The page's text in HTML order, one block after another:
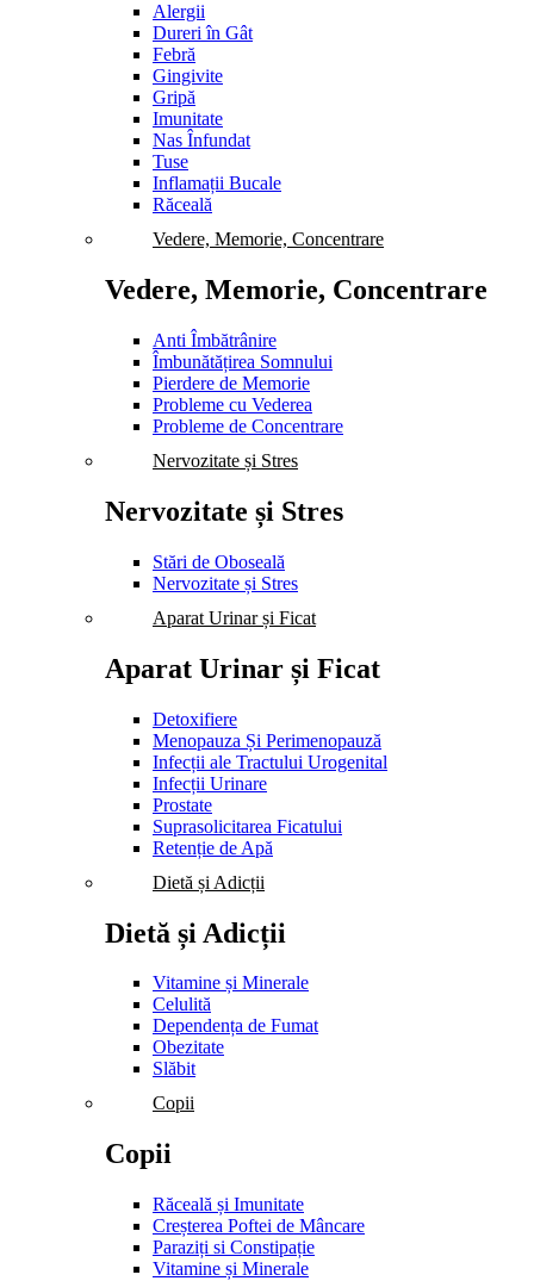
Alergii
Dureri în Gât
Febră
Gingivite
Gripă
Imunitate
Nas Înfundat
Tuse
Inflamații Bucale
Răceală
Vedere, Memorie, Concentrare
Vedere, Memorie, Concentrare
Anti Îmbătrânire
Îmbunătățirea Somnului
Pierdere de Memorie
Probleme cu Vederea
Probleme de Concentrare
Nervozitate și Stres
Nervozitate și Stres
Stări de Oboseală
Nervozitate și Stres
Aparat Urinar și Ficat
Aparat Urinar și Ficat
Detoxifiere
Menopauza Și Perimenopauză
Infecții ale Tractului Urogenital
Infecții Urinare
Prostate
Suprasolicitarea Ficatului
Retenție de Apă
Dietă și Adicții
Dietă și Adicții
Vitamine și Minerale
Celulită
Dependența de Fumat
Obezitate
Slăbit
Copii
Copii
Răceală și Imunitate
Creșterea Poftei de Mâncare
Paraziți si Constipație
Vitamine și Minerale